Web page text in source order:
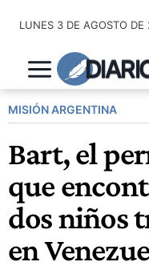
contenido
LUNES 3 DE AGOSTO
MISIÓN ARGENTINA
Bart, el
que
dos niños
en